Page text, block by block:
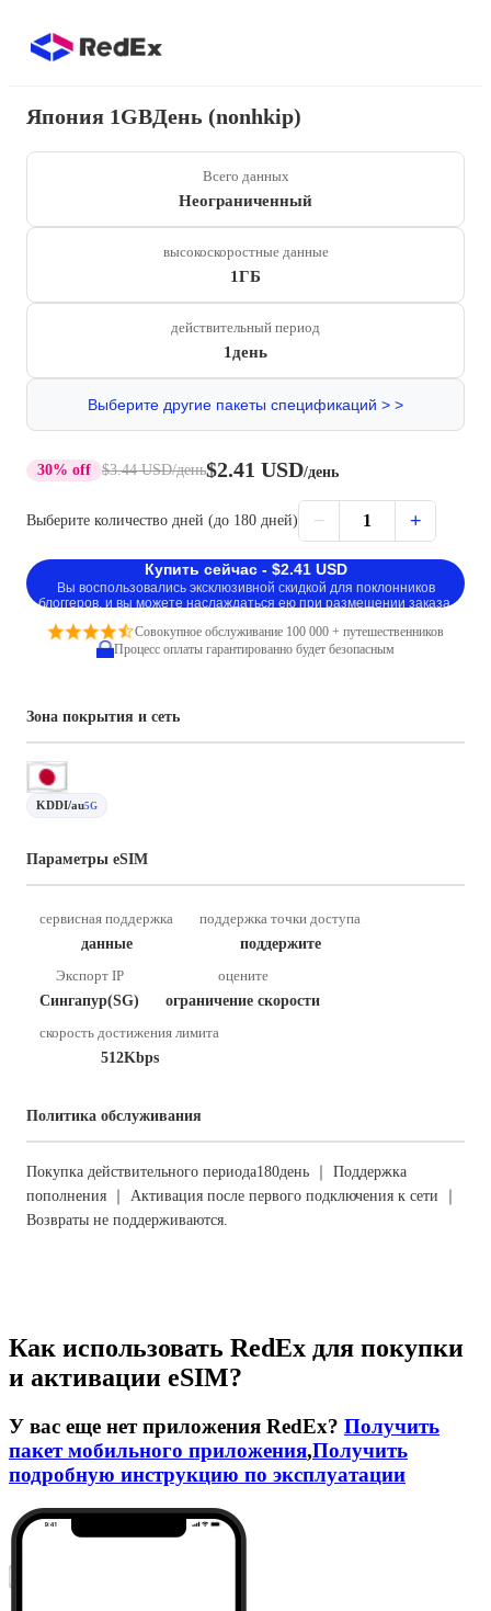
Япония 1GBДень (nonhkip)
Всего данных
Неограниченный
высокоскоростные данные
1ГБ
действительный период
1день
Выберите другие пакеты спецификаций > >
30% off $3.44 USD/день$2.41 USD/день
Выберите количество дней (до 180 дней) − 1 +
Купить сейчас - $2.41 USD
Вы воспользовались эксклюзивной скидкой для поклонников
блоггеров, и вы можете наслаждаться ею при размещении заказа.
Совокупное обслуживание 100 000 + путешественников
Процесс оплаты гарантированно будет безопасным
Зона покрытия и сеть
KDDI/au5G
Параметры eSIM
сервисная поддержка
данные
поддержка точки доступа
поддержите
Экспорт IP
Сингапур(SG)
оцените
ограничение скорости
скорость достижения лимита
512Kbps
Политика обслуживания
Покупка действительного периода180день ｜ Поддержка
пополнения ｜ Активация после первого подключения к сети ｜
Возвраты не поддерживаются.
Как использовать RedEx для покупки
и активации eSIM?
У вас еще нет приложения RedEx? Получить
пакет мобильного приложения,Получить
подробную инструкцию по эксплуатации